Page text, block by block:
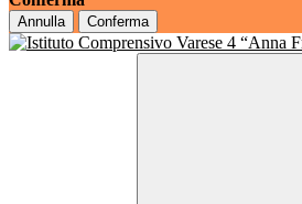
Annulla Conferma